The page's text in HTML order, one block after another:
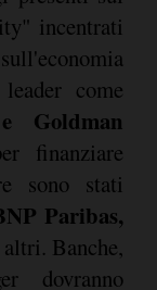
incentrati
come
Goldman
finanziare
sono stati
Paribas,
Banche,
dovranno